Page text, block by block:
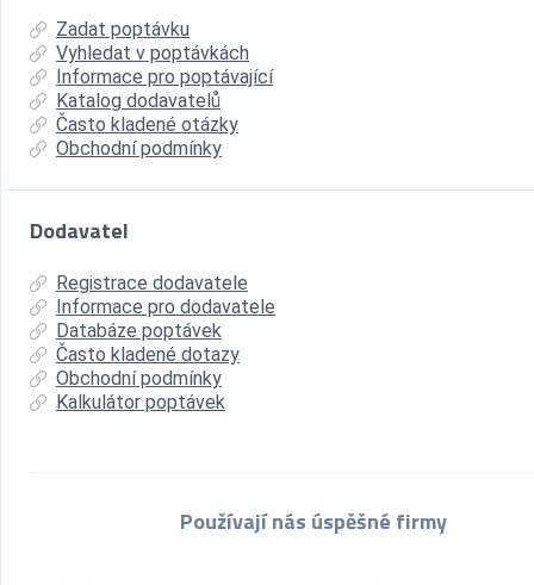
Zadat poptávku
Vyhledat v poptávkách
Informace pro poptávající
Katalog dodavatelů
Často kladené otázky
Obchodní podmínky
Dodavatel
Registrace dodavatele
Informace pro dodavatele
Databáze poptávek
Často kladené dotazy
Obchodní podmínky
Kalkulátor poptávek
Používají nás úspěšné firmy